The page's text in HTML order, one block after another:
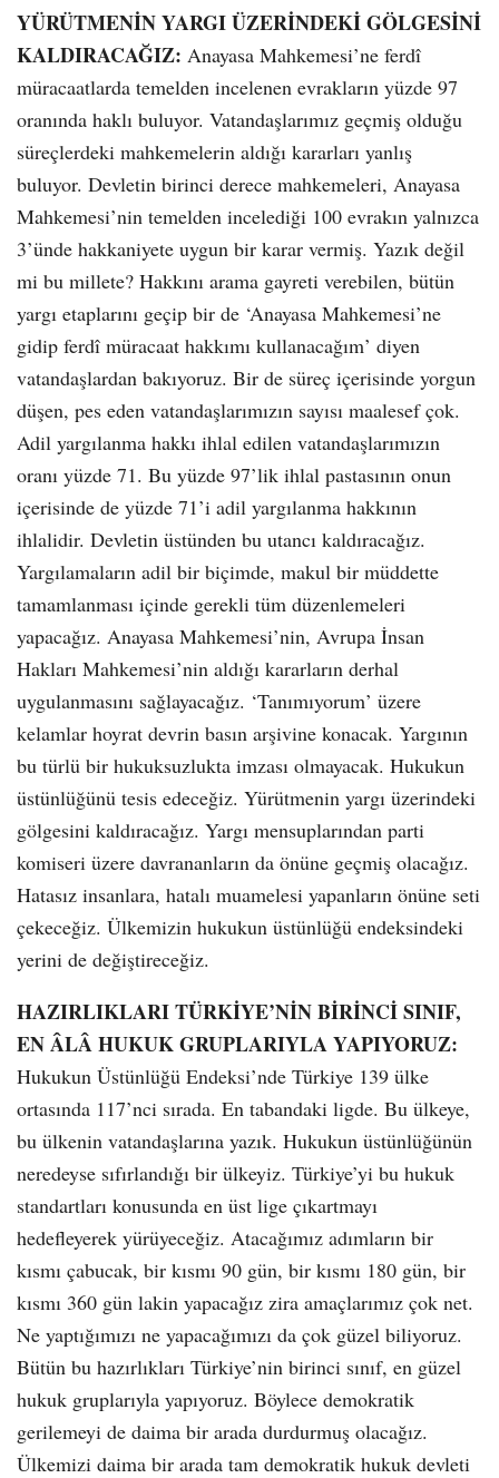
YÜRÜTMENİN YARGI ÜZERİNDEKİ GÖLGESİNİ
KALDIRACAĞIZ: Anayasa Mahkemesi’ne ferdî
müracaatlarda temelden incelenen evrakların yüzde 97
oranında haklı buluyor. Vatandaşlarımız geçmiş olduğu
süreçlerdeki mahkemelerin aldığı kararları yanlış
buluyor. Devletin birinci derece mahkemeleri, Anayasa
Mahkemesi’nin temelden incelediği 100 evrakın yalnızca
3’ünde hakkaniyete uygun bir karar vermiş. Yazık değil
mi bu millete? Hakkını arama gayreti verebilen, bütün
yargı etaplarını geçip bir de ‘Anayasa Mahkemesi’ne
gidip ferdî müracaat hakkımı kullanacağım’ diyen
vatandaşlardan bakıyoruz. Bir de süreç içerisinde yorgun
düşen, pes eden vatandaşlarımızın sayısı maalesef çok.
Adil yargılanma hakkı ihlal edilen vatandaşlarımızın
oranı yüzde 71. Bu yüzde 97’lik ihlal pastasının onun
içerisinde de yüzde 71’i adil yargılanma hakkının
ihlalidir. Devletin üstünden bu utancı kaldıracağız.
Yargılamaların adil bir biçimde, makul bir müddette
tamamlanması içinde gerekli tüm düzenlemeleri
yapacağız. Anayasa Mahkemesi’nin, Avrupa İnsan
Hakları Mahkemesi’nin aldığı kararların derhal
uygulanmasını sağlayacağız. ‘Tanımıyorum’ üzere
kelamlar hoyrat devrin basın arşivine konacak. Yargının
bu türlü bir hukuksuzlukta imzası olmayacak. Hukukun
üstünlüğünü tesis edeceğiz. Yürütmenin yargı üzerindeki
gölgesini kaldıracağız. Yargı mensuplarından parti
komiseri üzere davrananların da önüne geçmiş olacağız.
Hatasız insanlara, hatalı muamelesi yapanların önüne seti
çekeceğiz. Ülkemizin hukukun üstünlüğü endeksindeki
yerini de değiştireceğiz.
HAZIRLIKLARI TÜRKİYE’NİN BİRİNCİ SINIF,
EN ÂLÂ HUKUK GRUPLARIYLA YAPIYORUZ:
Hukukun Üstünlüğü Endeksi’nde Türkiye 139 ülke
ortasında 117’nci sırada. En tabandaki ligde. Bu ülkeye,
bu ülkenin vatandaşlarına yazık. Hukukun üstünlüğünün
neredeyse sıfırlandığı bir ülkeyiz. Türkiye’yi bu hukuk
standartları konusunda en üst lige çıkartmayı
hedefleyerek yürüyeceğiz. Atacağımız adımların bir
kısmı çabucak, bir kısmı 90 gün, bir kısmı 180 gün, bir
kısmı 360 gün lakin yapacağız zira amaçlarımız çok net.
Ne yaptığımızı ne yapacağımızı da çok güzel biliyoruz.
Bütün bu hazırlıkları Türkiye’nin birinci sınıf, en güzel
hukuk gruplarıyla yapıyoruz. Böylece demokratik
gerilemeyi de daima bir arada durdurmuş olacağız.
Ülkemizi daima bir arada tam demokratik hukuk devleti